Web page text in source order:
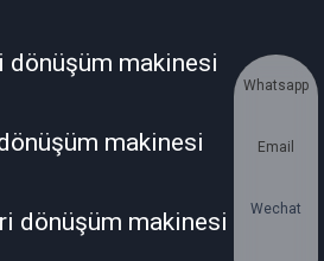
dönüşüm makinesi
makinesi
dönüşüm makinesi
Whatsapp
Email
Wechat